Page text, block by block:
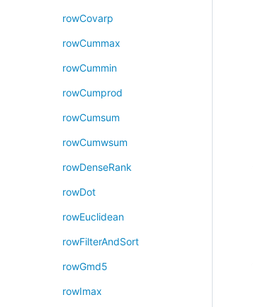
rowCovarp
rowCummax
rowCummin
rowCumprod
rowCumsum
rowCumwsum
rowDenseRank
rowDot
rowEuclidean
rowFilterAndSort
rowGmd5
rowImax